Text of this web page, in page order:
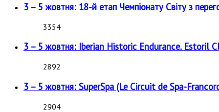
3 – 5 жовтня: 18-й етап Чемпіонату Світу з
3354
3 – 5 жовтня: Iberian Historic Endurance. Estoril
2892
3 – 5 жовтня: SuperSpa (Le Circuit de Spa-
2904